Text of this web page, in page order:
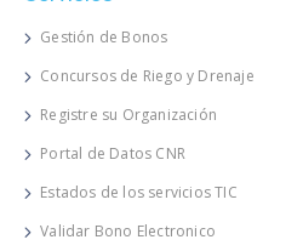
Gestión de Bonos
Concursos de Riego y Drenaje
Registre su Organización
Portal de Datos CNR
Estados de los servicios TIC
Validar Bono Electronico